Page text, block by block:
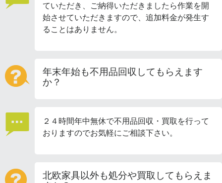
ていただき、ご納得いただきましたら作業を開
始させていただきますので、追加料金が発生す
ることはありません。
年末年始も不用品回収してもらえます
か？
２４時間年中無休で不用品回収・買取を行って
おりますのでお気軽にご相談下さい。
北欧家具以外も処分や買取してもらえま